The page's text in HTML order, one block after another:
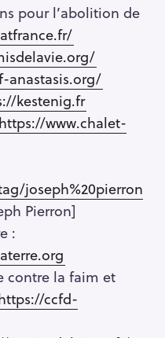
pour l’abolition de
anastasis.org/
kestenig.fr
https://www.chalet-
joseph%20pierron
Pierron]
:
contre la faim et
ccfd-